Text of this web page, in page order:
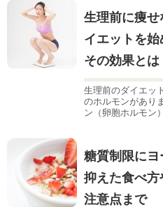
生理前に痩
イエットを
その効果とは
生理前のダイエッ
のホルモンがあり
ン（卵胞ホルモン
糖質制限に
抑えた食べ方
注意点まで